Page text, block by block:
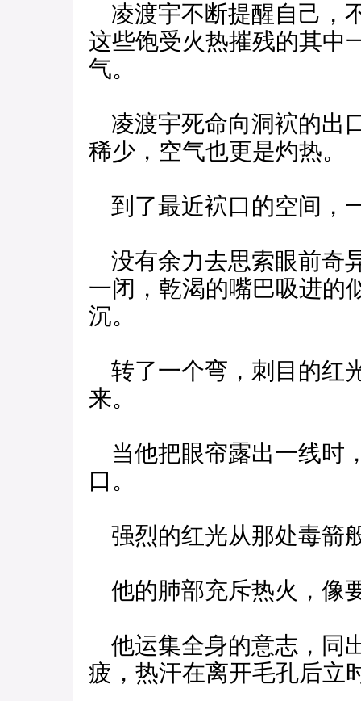
凌渡宇不断提醒自己，
这些饱受火热摧残的其中
气。
凌渡宇死命向洞袕的出
稀少，空气也更是灼热。
到了最近袕口的空间，
没有余力去思索眼前奇
一闭，乾渴的嘴巴吸进的
沉。
转了一个弯，刺目的红
来。
当他把眼帘露出一线时
口。
强烈的红光从那处毒箭
他的肺部充斥热火，像
他运集全身的意志，同
疲，热汗在离开毛孔后立